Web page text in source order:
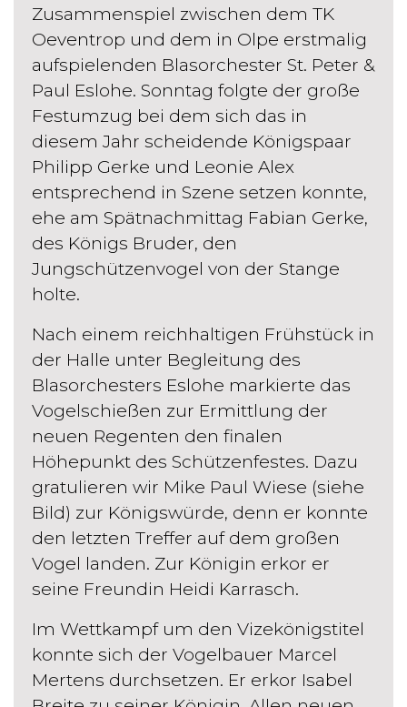
Zusammenspiel zwischen dem TK
Oeventrop und dem in Olpe erstmalig
aufspielenden Blasorchester St. Peter &
Paul Eslohe. Sonntag folgte der große
Festumzug bei dem sich das in
diesem Jahr scheidende Königspaar
Philipp Gerke und Leonie Alex
entsprechend in Szene setzen konnte,
ehe am Spätnachmittag Fabian Gerke,
des Königs Bruder, den
Jungschützenvogel von der Stange
holte.
Nach einem reichhaltigen Frühstück in
der Halle unter Begleitung des
Blasorchesters Eslohe markierte das
Vogelschießen zur Ermittlung der
neuen Regenten den finalen
Höhepunkt des Schützenfestes. Dazu
gratulieren wir Mike Paul Wiese (siehe
Bild) zur Königswürde, denn er konnte
den letzten Treffer auf dem großen
Vogel landen. Zur Königin erkor er
seine Freundin Heidi Karrasch.
Im Wettkampf um den Vizekönigstitel
konnte sich der Vogelbauer Marcel
Mertens durchsetzen. Er erkor Isabel